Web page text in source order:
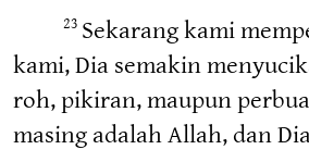
23 Sekarang kami
kami, Dia semakin
roh, pikiran, maupun
masing adalah Allah, dan